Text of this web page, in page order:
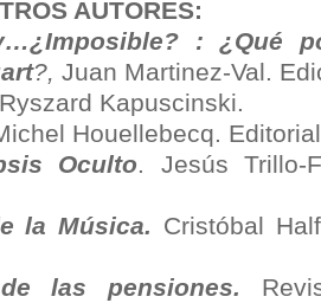
AUTORES:
: ¿Qué
?, Juan Martinez-Val.
Kapuscinski.
Houellebecq.
Oculto. Jesús Trillo-
la Música. Cristóbal
las pensiones.